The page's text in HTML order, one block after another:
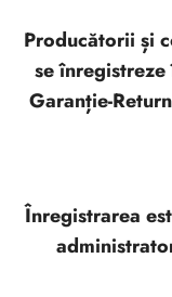
Producătorii și
se
Garanție-
Înregistrarea